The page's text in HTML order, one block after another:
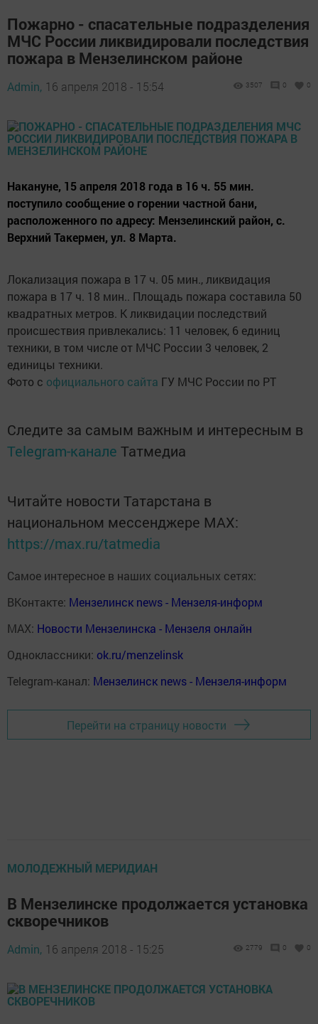
Пожарно - спасательные подразделения
МЧС России ликвидировали последствия
пожара в Мензелинском районе
Admin, 16 апреля 2018 - 15:54 3507 0 0
Накануне, 15 апреля 2018 года в 16 ч. 55 мин.
поступило сообщение о горении частной бани,
расположенного по адресу: Мензелинский район, с.
Верхний Такермен, ул. 8 Марта.
Локализация пожара в 17 ч. 05 мин., ликвидация
пожара в 17 ч. 18 мин.. Площадь пожара составила 50
квадратных метров. К ликвидации последствий
происшествия привлекались: 11 человек, 6 единиц
техники, в том числе от МЧС России 3 человек, 2
единицы техники.
Фото с официального сайта ГУ МЧС России по РТ
Следите за самым важным и интересным в
Telegram-канале Татмедиа
Читайте новости Татарстана в
национальном мессенджере MАХ:
https://max.ru/tatmedia
Самое интересное в наших социальных сетях:
ВКонтакте: Мензелинск news - Мензеля-информ
MAX: Новости Мензелинска - Мензеля онлайн
Одноклассники: ok.ru/menzelinsk
Telegram-канал: Мензелинск news - Мензеля-информ
Перейти на страницу новости
МОЛОДЕЖНЫЙ МЕРИДИАН
В Мензелинске продолжается установка
скворечников
Admin, 16 апреля 2018 - 15:25 2779 0 0